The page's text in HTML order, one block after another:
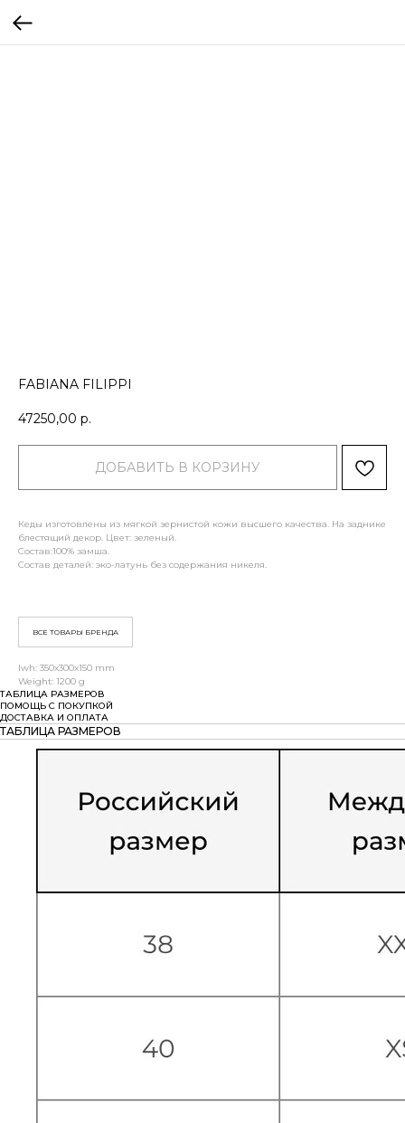
FABIANA FILIPPI
47250,00 р.
ДОБАВИТЬ В КОРЗИНУ
Кеды изготовлены из мягкой зернистой кожи высшего качества. На заднике
блестящий декор. Цвет: зеленый.
Состав:100% замша.
Состав деталей: эко-латунь без содержания никеля.
ВСЕ ТОВАРЫ БРЕНДА
lwh: 350x300x150 mm
Weight: 1200 g
ТАБЛИЦА РАЗМЕРОВ
ПОМОЩЬ С ПОКУПКОЙ
ДОСТАВКА И ОПЛАТА
ТАБЛИЦА РАЗМЕРОВ